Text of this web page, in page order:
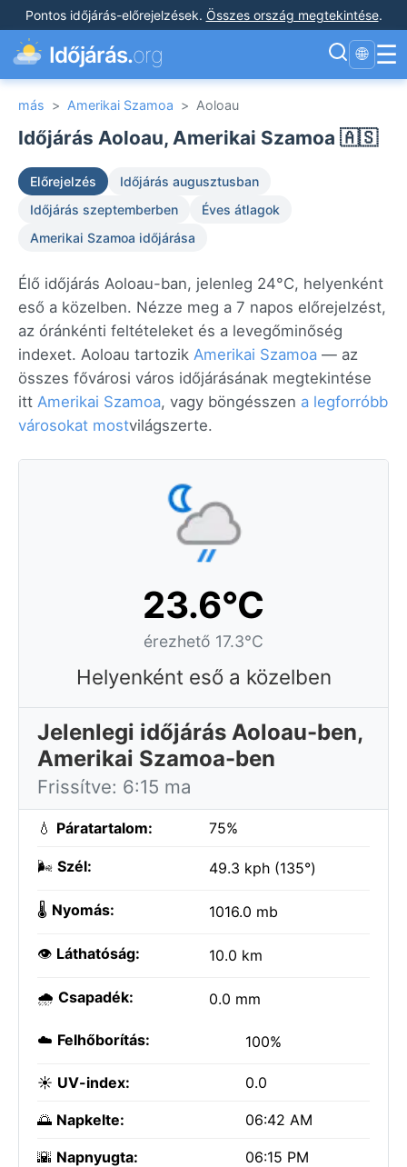
Pontos időjárás-előrejelzések. Összes ország megtekintése.
Időjárás.org 🌐 ☰
más > Amerikai Szamoa > Aoloau
Időjárás Aoloau, Amerikai Szamoa 🇦🇸
Előrejelzés
Időjárás augusztusban
Időjárás szeptemberben
Éves átlagok
Amerikai Szamoa időjárása
Élő időjárás Aoloau-ban, jelenleg 24°C, helyenként
eső a közelben. Nézze meg a 7 napos előrejelzést,
az óránkénti feltételeket és a levegőminőség
indexet. Aoloau tartozik Amerikai Szamoa — az
összes fővárosi város időjárásának megtekintése
itt Amerikai Szamoa, vagy böngésszen a legforróbb
városokat mostvilágszerte.
23.6°C
érezhető 17.3°C
Helyenként eső a közelben
Jelenlegi időjárás Aoloau-ben,
Amerikai Szamoa-ben
Frissítve: 6:15 ma
💧 Páratartalom: 75%
🌬️ Szél: 49.3 kph (135°)
🌡️ Nyomás: 1016.0 mb
👁️ Láthatóság: 10.0 km
🌧️ Csapadék: 0.0 mm
☁️ Felhőborítás: 100%
☀️ UV-index: 0.0
🌅 Napkelte: 06:42 AM
🌇 Napnyugta: 06:15 PM